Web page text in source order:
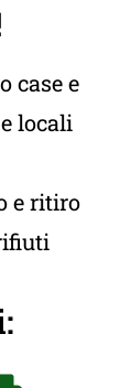
case e
locali
e ritiro